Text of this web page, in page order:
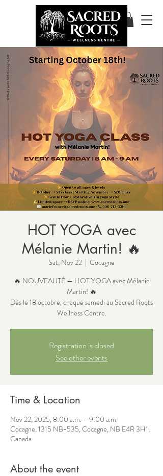
HOT YOGA avec
Mélanie Martin! 🔥
Sat, Nov 22
  |
Cocagne
🔥 NOUVEAUTÉ — HOT YOGA avec Mélanie
Martin! 🔥
Dès le 18 octobre, chaque samedi au Sacred Roots
Wellness Centre.
Registration is closed
See other events
Time & Location
Nov 22, 2025, 8:00 a.m. – 9:00 a.m.
Cocagne, 1315 NB-535, Cocagne, NB E4R 3H1,
Canada
About the event